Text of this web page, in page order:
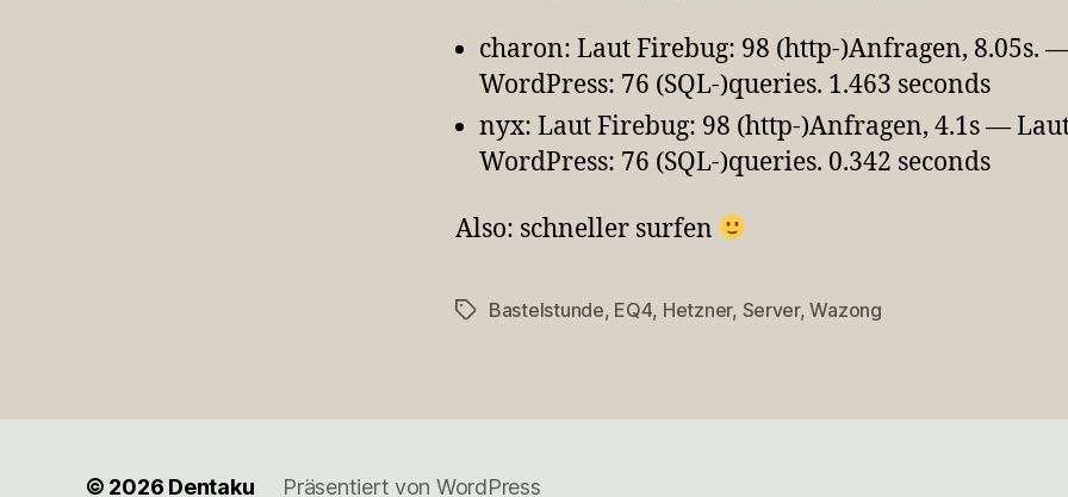
charon: Laut Firebug: 98 (http-)Anfragen, 8.05s.
WordPress: 76 (SQL-)queries. 1.463 seconds
nyx: Laut Firebug: 98 (http-)Anfragen, 4.1s —
WordPress: 76 (SQL-)queries. 0.342 seconds
Also: schneller surfen
Schlagwörter
Bastelstunde, EQ4, Hetzner, Server,Wazong
© 2026 Dentaku Präsentiert von WordPress